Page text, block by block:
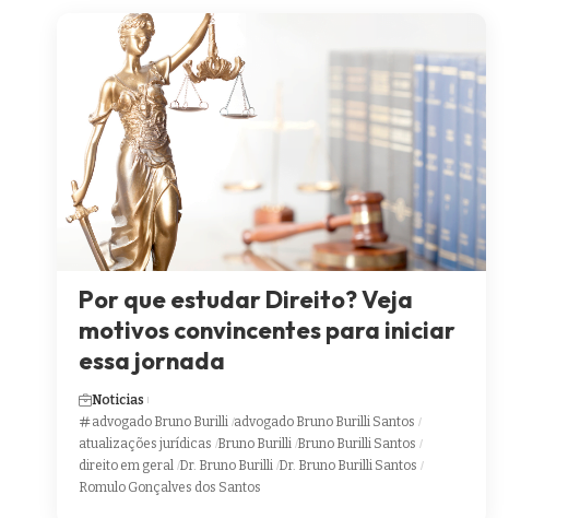
Por que estudar Direito? Veja
motivos convincentes para iniciar
essa jornada
Noticias
advogado Bruno Burilli advogado Bruno Burilli Santos
atualizações jurídicas Bruno Burilli Bruno Burilli Santos
direito em geral Dr. Bruno Burilli Dr. Bruno Burilli Santos
Romulo Gonçalves dos Santos